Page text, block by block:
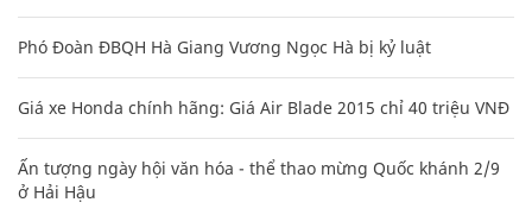
Phó Đoàn ĐBQH Hà Giang Vương Ngọc Hà bị kỷ luật
Giá xe Honda chính hãng: Giá Air Blade 2015 chỉ 40 triệu VNĐ
Ấn tượng ngày hội văn hóa - thể thao mừng Quốc khánh 2/9
ở Hải Hậu